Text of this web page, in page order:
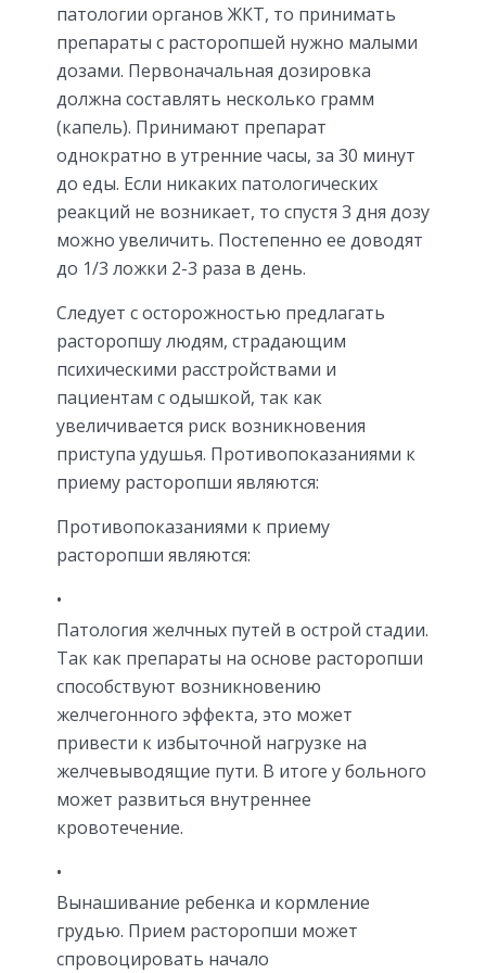
патологии органов ЖКТ, то принимать
препараты с расторопшей нужно малыми
дозами. Первоначальная дозировка
должна составлять несколько грамм
(капель). Принимают препарат
однократно в утренние часы, за 30 минут
до еды. Если никаких патологических
реакций не возникает, то спустя 3 дня дозу
можно увеличить. Постепенно ее доводят
до 1/3 ложки 2-3 раза в день.
Следует с осторожностью предлагать
расторопшу людям, страдающим
психическими расстройствами и
пациентам с одышкой, так как
увеличивается риск возникновения
приступа удушья. Противопоказаниями к
приему расторопши являются:
Противопоказаниями к приему
расторопши являются:
Патология желчных путей в острой стадии.
Так как препараты на основе расторопши
способствуют возникновению
желчегонного эффекта, это может
привести к избыточной нагрузке на
желчевыводящие пути. В итоге у больного
может развиться внутреннее
кровотечение.
Вынашивание ребенка и кормление
грудью. Прием расторопши может
спровоцировать начало